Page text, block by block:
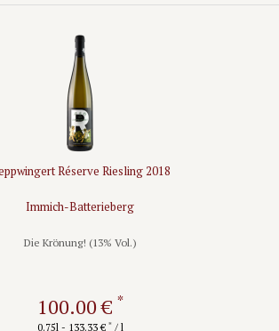
Réserve Riesling 2018
Immich-Batterieberg
Die Krönung! (13% Vol.)
100.00 € *
0.75l - 133.33 € */ l